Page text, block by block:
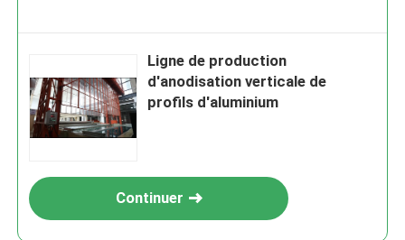
SOUMETTRE
Ligne de production
d'anodisation verticale de
profils d'aluminium
Continuer